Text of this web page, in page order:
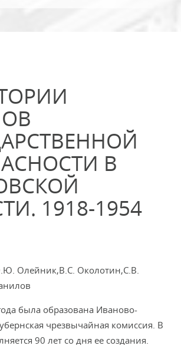
В
1918-1954
Олейник,В.С. Околотин,С.В.
была образована Иваново-
чрезвычайная комиссия. В
90 лет со дня ее создания.